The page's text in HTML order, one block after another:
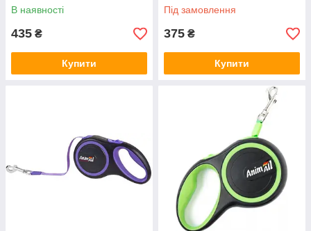
В наявності
435 ₴
Купити
Під замовлення
375 ₴
Купити